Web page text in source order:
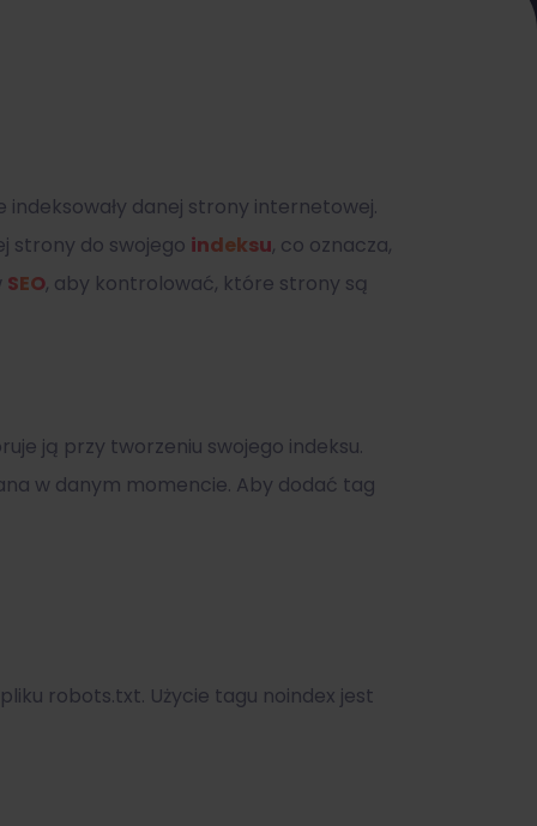
indeksowały danej strony internetowej.
strony do swojego indeksu, co oznacza,
SEO, aby kontrolować, które strony są
ją przy tworzeniu swojego indeksu.
w danym momencie. Aby dodać tag
robots.txt. Użycie tagu noindex jest